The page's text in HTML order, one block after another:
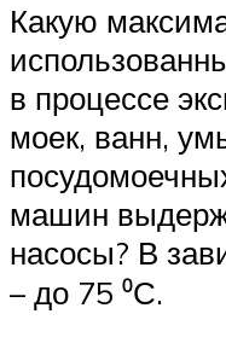
Какую
в процессе
моек, ванн,
машин
насосы? В
– до 75 ⁰С.